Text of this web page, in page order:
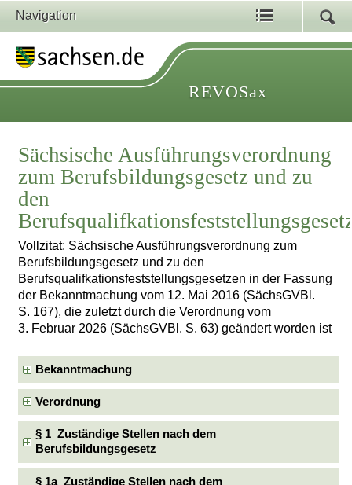
Navigation
REVOSax
Sächsische Ausführungsverordnung
zum Berufsbildungsgesetz und zu
den
Vollzitat: Sächsische Ausführungsverordnung zum
Berufsbildungsgesetz und zu den
Berufsqualifkationsfeststellungsgesetzen in der Fassung
der Bekanntmachung vom 12. Mai 2016 (SächsGVBl.
S. 167), die zuletzt durch die Verordnung vom
3. Februar 2026 (SächsGVBl. S. 63) geändert worden ist
Bekanntmachung
Verordnung
§ 1 Zuständige Stellen nach dem
Berufsbildungsgesetz
§ 1a Zuständige Stellen nach dem